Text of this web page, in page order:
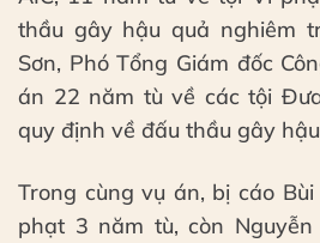
thầu gây hậu quả nghiêm
Sơn, Phó Tổng Giám đốc
án 22 năm tù về các tội
quy định về đấu thầu gây
Trong cùng vụ án, bị cáo
phạt 3 năm tù, còn